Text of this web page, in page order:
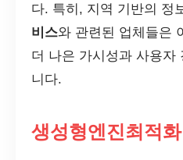
다. 특히, 지역 기반의 정
비스와 관련된 업체들은
더 나은 가시성과 사용자
니다.
생성형엔진최적